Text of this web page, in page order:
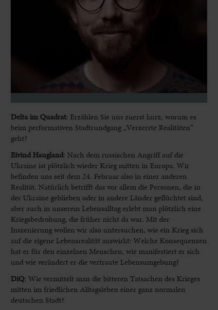
Delta im Quadrat: Erzählen Sie uns zuerst kurz, worum es
beim performativen Stadtrundgang „Verzerrte Realitäten“
geht?
Eivind Haugland: Nach dem russischen Angriff auf die
Ukraine ist plötzlich wieder Krieg mitten in Europa. Wir
befinden uns seit dem 24. Februar also in einer anderen
Realität. Natürlich betrifft das vor allem die Personen, die in
der Ukraine geblieben oder in andere Länder geflüchtet sind,
aber auch in unserem Lebensalltag erlebt man plötzlich eine
Kriegsbedrohung, die früher nicht da war. Mit der
Inszenierung wollen wir also untersuchen, wie ein Krieg sich
auf die eigene Lebensrealität auswirkt: Welche Konsequenzen
hat er für den einzelnen Menschen, wie manifestiert er sich
und wie verändert er die vertraute Lebensumgebung?
DiQ: Wie vermittelt man die bitteren Tatsachen des Krieges
mitten im friedlichen Alltagsleben einer ganz normalen
deutschen Stadt?